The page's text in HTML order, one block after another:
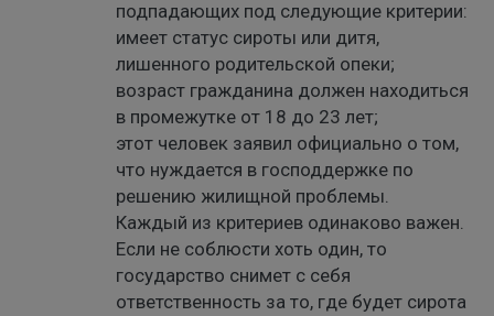
подпадающих под следующие критерии:
имеет статус сироты или дитя,
лишенного родительской опеки;
возраст гражданина должен находиться
в промежутке от 18 до 23 лет;
этот человек заявил официально о том,
что нуждается в господдержке по
решению жилищной проблемы.
Каждый из критериев одинаково важен.
Если не соблюсти хоть один, то
государство снимет с себя
ответственность за то, где будет сирота